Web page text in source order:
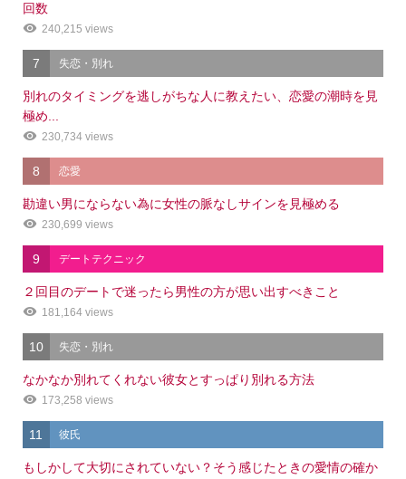
回数
240,215 views
7 失恋・別れ
別れのタイミングを逃しがちな人に教えたい、恋愛の潮時を見
極め...
230,734 views
8 恋愛
勘違い男にならない為に女性の脈なしサインを見極める
230,699 views
9 デートテクニック
２回目のデートで迷ったら男性の方が思い出すべきこと
181,164 views
10 失恋・別れ
なかなか別れてくれない彼女とすっぱり別れる方法
173,258 views
11 彼氏
もしかして大切にされていない？そう感じたときの愛情の確か